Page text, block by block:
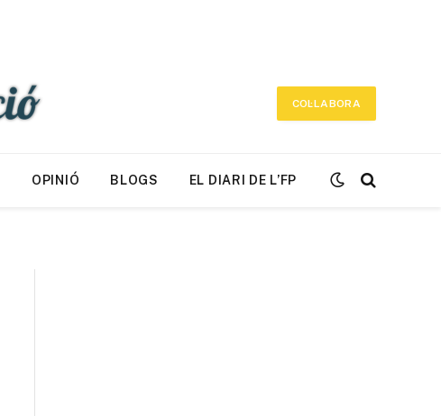
COL·LABORA
OPINIÓ BLOGS EL DIARI DE L’FP